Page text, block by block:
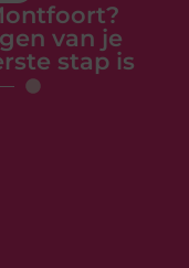
van je
stap is